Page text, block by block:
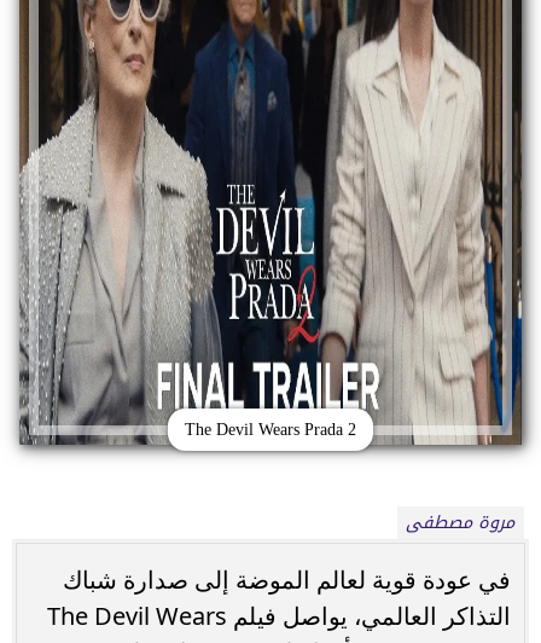
The Devil Wears Prada 2
مروة مصطفى
في عودة قوية لعالم الموضة إلى صدارة شباك
التذاكر العالمي، يواصل فيلم The Devil Wears